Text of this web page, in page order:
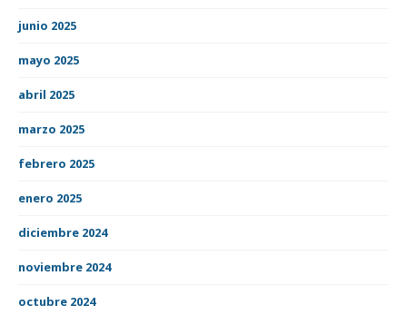
junio 2025
mayo 2025
abril 2025
marzo 2025
febrero 2025
enero 2025
diciembre 2024
noviembre 2024
octubre 2024